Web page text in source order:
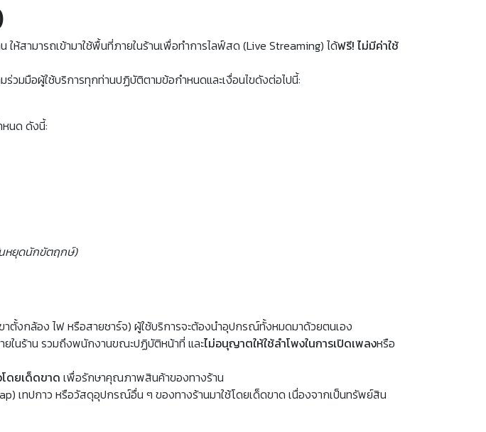
ห้สามารถเข้ามาใช้พื้นที่ภายในร้านเพื่อทำการไลฟ์สด (Live Streaming) ได้ฟรี! ไม่มีค่าใช้
ร่วมมือผู้ใช้บริการทุกท่านปฏิบัติตามข้อกำหนดและเงื่อนไขดังต่อไปนี้:
หนด ดังนี้:
หยุดนักขัตฤกษ์)
าตั้งกล้อง ไฟ หรือสายชาร์จ) ผู้ใช้บริการจะต้องนำอุปกรณ์ทั้งหมดมาด้วยตนเอง
ยในร้าน รวมถึงพนักงานขณะปฏิบัติหน้าที่ และไม่อนุญาตให้ใช้ลำโพงในการเปิดเพลงหรือ
ดยเด็ดขาด เพื่อรักษาคุณภาพสินค้าของทางร้าน
เทปกาว หรือวัสดุอุปกรณ์อื่น ๆ ของทางร้านมาใช้โดยเด็ดขาด เนื่องจากเป็นทรัพย์สิน